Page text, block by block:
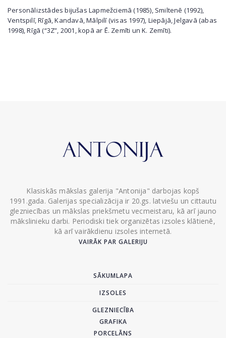
Personālizstādes bijušas Lapmežciemā (1985), Smiltenē (1992),
Ventspilī, Rīgā, Kandavā, Mālpilī (visas 1997), Liepājā, Jelgavā (abas
1998), Rīgā (“3Z”, 2001, kopā ar Ē. Zemīti un K. Zemīti).
Klasiskās mākslas galerija "Antonija" darbojas kopš
1991.gada. Galerijas specializācija ir 20.gs. latviešu un cittautu
glezniecības un mākslas priekšmetu vecmeistaru, kā arī jauno
mākslinieku darbi. Periodiski tiek organizētas izsoles klātienē,
kā arī vairākdienu izsoles internetā.
VAIRĀK PAR GALERIJU
SĀKUMLAPA
IZSOLES
GLEZNIECĪBA
GRAFIKA
PORCELĀNS